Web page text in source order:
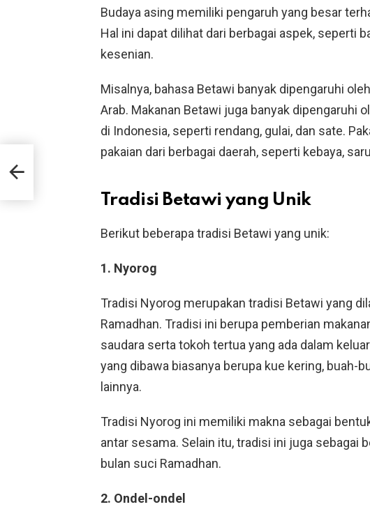
Budaya asing memiliki pengaruh yang besar
Hal ini dapat dilihat dari berbagai aspek, seperti
kesenian.
Misalnya, bahasa Betawi banyak dipengaruhi
Arab. Makanan Betawi juga banyak dipengaruhi
di Indonesia, seperti rendang, gulai, dan sate.
pakaian dari berbagai daerah, seperti kebaya,
Tradisi Betawi yang Unik
Berikut beberapa tradisi Betawi yang unik:
1. Nyorog
Tradisi Nyorog merupakan tradisi Betawi yang
Ramadhan. Tradisi ini berupa pemberian
saudara serta tokoh tertua yang ada dalam
yang dibawa biasanya berupa kue kering, buah-
lainnya.
Tradisi Nyorog ini memiliki makna sebagai
antar sesama. Selain itu, tradisi ini juga sebagai
bulan suci Ramadhan.
2. Ondel-ondel